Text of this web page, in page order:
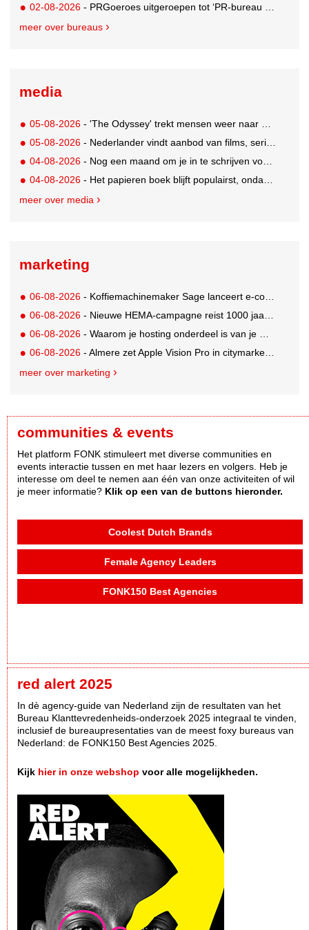
02-08-2026 - PRGoeroes uitgeroepen tot ‘PR-bureau van het jaar 2026’
meer over bureaus
media
05-08-2026 - 'The Odyssey' trekt mensen weer naar de bioscoop
05-08-2026 - Nederlander vindt aanbod van films, series en sport vaak versnipperd
04-08-2026 - Nog een maand om je in te schrijven voor de Mercurs 2026
04-08-2026 - Het papieren boek blijft populairst, ondanks digitale alternatieven
meer over media
marketing
06-08-2026 - Koffiemachinemaker Sage lanceert e-commerceplatform voor koffieliefhebbers
06-08-2026 - Nieuwe HEMA-campagne reist 1000 jaar terug in de tijd naar 'Hemastein'
06-08-2026 - Waarom je hosting onderdeel is van je merkstrategie
06-08-2026 - Almere zet Apple Vision Pro in citymarketing
meer over marketing
communities & events
Het platform FONK stimuleert met diverse communities en
events interactie tussen en met haar lezers en volgers. Heb je
interesse om deel te nemen aan één van onze activiteiten of wil
je meer informatie? Klik op een van de buttons hieronder.
Coolest Dutch Brands
Female Agency Leaders
FONK150 Best Agencies
red alert 2025
In dè agency-guide van Nederland zijn de resultaten van het
Bureau Klanttevredenheids-onderzoek 2025 integraal te vinden,
inclusief de bureaupresentaties van de meest foxy bureaus van
Nederland: de FONK150 Best Agencies 2025.
Kijk hier in onze webshop voor alle mogelijkheden.